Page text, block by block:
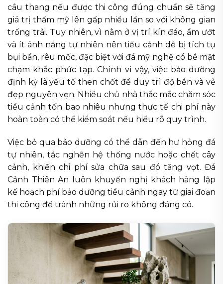
cầu thang nếu được thi công đúng chuẩn sẽ tăng
giá trị thẩm mỹ lên gấp nhiều lần so với không gian
trống trải. Tuy nhiên, vì nằm ở vị trí kín đáo, ẩm ướt
và ít ánh nắng tự nhiên nên tiểu cảnh dễ bị tích tụ
bụi bẩn, rêu mốc, đặc biệt với đá mỹ nghệ có bề mặt
chạm khắc phức tạp. Chính vì vậy, việc bảo dưỡng
định kỳ là yếu tố then chốt để duy trì độ bền và vẻ
đẹp nguyên vẹn. Nhiều chủ nhà thắc mắc chăm sóc
tiểu cảnh tốn bao nhiêu nhưng thực tế chi phí này
hoàn toàn có thể kiểm soát nếu hiểu rõ quy trình.
Việc bỏ qua bảo dưỡng có thể dẫn đến hư hỏng đá
tự nhiên, tắc nghẽn hệ thống nước hoặc chết cây
cảnh, khiến chi phí sửa chữa sau đó tăng vọt. Đá
Cảnh Thiên An luôn khuyến nghị khách hàng lập
kế hoạch phí bảo dưỡng tiểu cảnh ngay từ giai đoạn
thi công để tránh những rủi ro không đáng có.